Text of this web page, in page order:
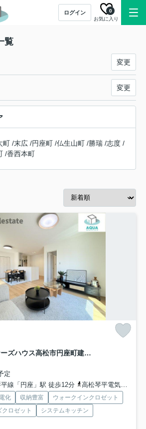
ログイン
お気に入り
0
覧
変更
変更
町 /末広 /円座町 /仏生山町 /勝瑞 /志度 /
/香西本町
オール電化デザイナーズハウス高松市円座町建売⑬
定
線「円座」駅 徒歩12分
高松琴平電気鉄道琴平線「一宮」駅 徒歩30分
化 収納豊富
ウォークインクロゼット
ロゼット
システムキッチン